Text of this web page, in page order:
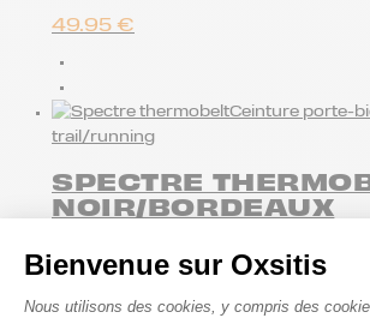
Bienvenue sur Oxsitis
Plateforme de Gestion
Nous utilisons des cookies, y compris des
49.95 €
Ceinture porte-
trail/running
SPECTRE
NOIR/BORDEAUX